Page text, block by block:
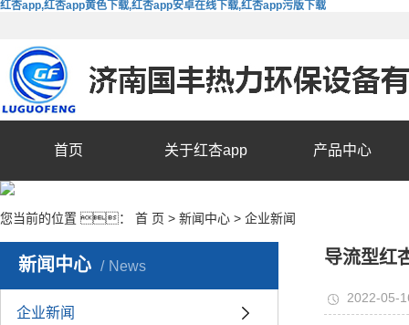
红杏app,红杏app黄色下载,红杏app安卓在线下载,红杏app污版下载
首页 关于红杏app 产品中心
您当前的位置 ： 首 页 > 新闻中心 > 企业新闻
新闻中心 News
企业新闻
导流型红
2022-05-